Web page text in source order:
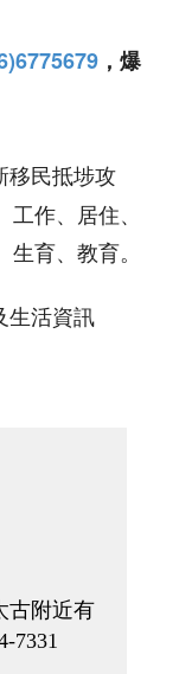
，爆
移民抵埗攻
作、居住、
育、教育。
生活資訊